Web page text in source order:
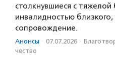
столкнувшиеся с
инвалидностью
сопровождение.
Анонсы · 07.07.2026 ·
чест­во